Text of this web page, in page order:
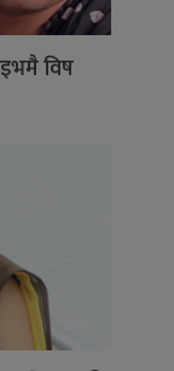
विष